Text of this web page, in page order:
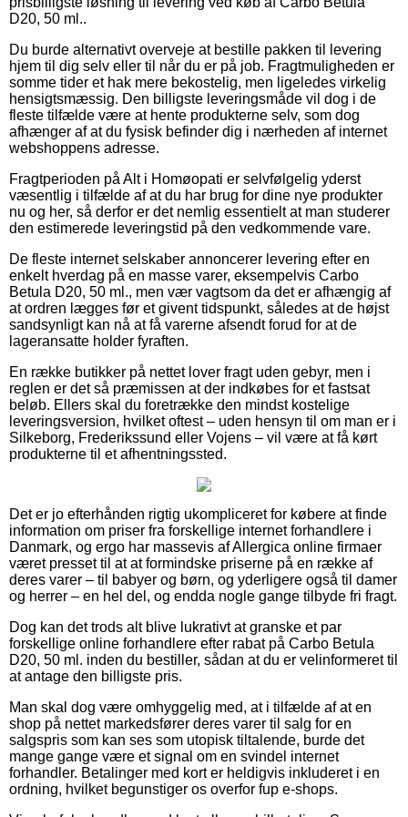
D20, 50 ml..
Du burde alternativt overveje at bestille pakken til levering
hjem til dig selv eller til når du er på job. Fragtmuligheden er
somme tider et hak mere bekostelig, men ligeledes virkelig
hensigtsmæssig. Den billigste leveringsmåde vil dog i de
fleste tilfælde være at hente produkterne selv, som dog
afhænger af at du fysisk befinder dig i nærheden af internet
webshoppens adresse.
Fragtperioden på Alt i Homøopati er selvfølgelig yderst
væsentlig i tilfælde af at du har brug for dine nye produkter
nu og her, så derfor er det nemlig essentielt at man studerer
den estimerede leveringstid på den vedkommende vare.
De fleste internet selskaber annoncerer levering efter en
enkelt hverdag på en masse varer, eksempelvis Carbo
Betula D20, 50 ml., men vær vagtsom da det er afhængig af
at ordren lægges før et givent tidspunkt, således at de højst
sandsynligt kan nå at få varerne afsendt forud for at de
lageransatte holder fyraften.
En række butikker på nettet lover fragt uden gebyr, men i
reglen er det så præmissen at der indkøbes for et fastsat
beløb. Ellers skal du foretrække den mindst kostelige
leveringsversion, hvilket oftest – uden hensyn til om man er i
Silkeborg, Frederikssund eller Vojens – vil være at få kørt
produkterne til et afhentningssted.
Det er jo efterhånden rigtig ukompliceret for købere at finde
information om priser fra forskellige internet forhandlere i
Danmark, og ergo har massevis af Allergica online firmaer
været presset til at at formindske priserne på en række af
deres varer – til babyer og børn, og yderligere også til damer
og herrer – en hel del, og endda nogle gange tilbyde fri fragt.
Dog kan det trods alt blive lukrativt at granske et par
forskellige online forhandlere efter rabat på Carbo Betula
D20, 50 ml. inden du bestiller, sådan at du er velinformeret til
at antage den billigste pris.
Man skal dog være omhyggelig med, at i tilfælde af at en
shop på nettet markedsfører deres varer til salg for en
salgspris som kan ses som utopisk tiltalende, burde det
mange gange være et signal om en svindel internet
forhandler. Betalinger med kort er heldigvis inkluderet i en
ordning, hvilket begunstiger os overfor fup e-shops.